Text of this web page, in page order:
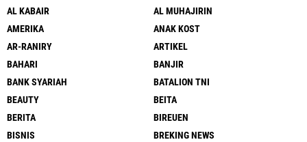
AL KABAIR
AL MUHAJIRIN
AMERIKA
ANAK KOST
AR-RANIRY
ARTIKEL
BAHARI
BANJIR
BANK SYARIAH
BATALION TNI
BEAUTY
BEITA
BERITA
BIREUEN
BISNIS
BREKING NEWS